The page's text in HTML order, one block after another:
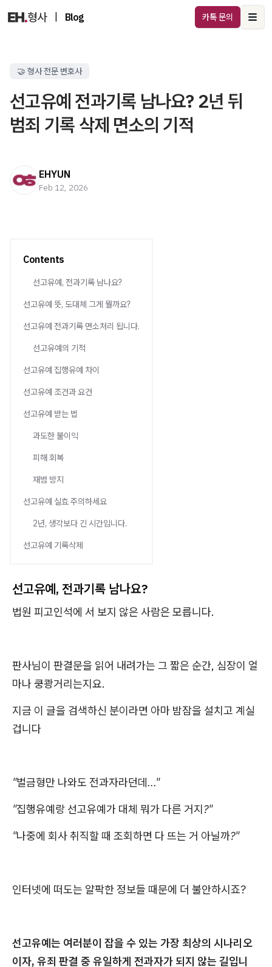
Blog 카톡 문의
🤝 형사 전문 변호사
선고유예 전과기록 남나요? 2년 뒤
범죄 기록 삭제 면소의 기적
EHYUN
Feb 12, 2026
Contents
선고유예, 전과기록 남나요?
선고유예 뜻, 도대체 그게 뭘까요?
선고유예 전과기록 면소처리 됩니다.
선고유예의 기적
선고유예 집행유예 차이
선고유예 조건과 요건
선고유예 받는 법
과도한 불이익
피해 회복
재범 방지
선고유예 실효 주의하세요
2년, 생각보다 긴 시간입니다.
선고유예 기록삭제
선고유예, 전과기록 남나요?
법원 피고인석에 서 보지 않은 사람은 모릅니다.
판사님이 판결문을 읽어 내려가는 그 짧은 순간, 심장이 얼
마나 쿵쾅거리는지요.
지금 이 글을 검색하신 분이라면 아마 밤잠을 설치고 계실
겁니다
"벌금형만 나와도 전과자라던데..."
"집행유예랑 선고유예가 대체 뭐가 다른 거지?"
"나중에 회사 취직할 때 조회하면 다 뜨는 거 아닐까?"
인터넷에 떠도는 얄팍한 정보들 때문에 더 불안하시죠?
선고유예는 여러분이 잡을 수 있는 가장 최상의 시나리오
이자, 유죄 판결 중 유일하게 전과자가 되지 않는 길입니